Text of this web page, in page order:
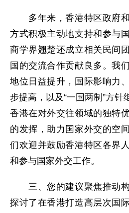
多年来，香港特区政府和
方式积极主动地支持和参与
商学界翘楚还成立相关民间
国的交流合作贡献良多。我
地位日益提升，国际影响力
步提高，以及“一国两制”方针
香港在对外交往领域的独特
的发挥，助力国家外交的空
们欢迎并鼓励香港特区各界
和参与国家外交工作。
三、您的建议聚焦推动构
探讨了在香港打造高层次国